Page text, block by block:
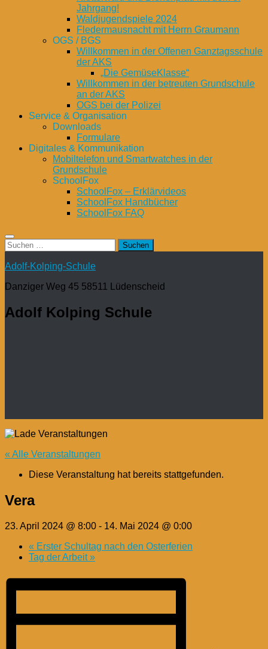
Jahrgang!
Waldjugendspiele 2024
Fledermausnacht mit Herrn Graumann
OGS / BGS
Willkommen in der Offenen Ganztagsschule
der AKS
„Die GemüseKlasse“
Willkommen in der betreuten Grundschule
an der AKS
OGS bei der Polizei
Service & Organisation
Downloads
Formulare
Digitales & Kommunikation
Mobiltelefon und Smartwatches in der
Grundschule
SchoolFox
SchoolFox – Erklärvideos
SchoolFox Handbücher
SchoolFox FAQ
Suchen
nach:
Adolf-Kolping-Schule
Danziger Weg 45 58511 Lüdenscheid
Adolf Kolping Schule
« Alle Veranstaltungen
Diese Veranstaltung hat bereits stattgefunden.
Vera
23. April 2024 @ 8:00 - 14. Mai 2024 @ 0:00
« Erster Schultag nach den Osterferien
Tag der Arbeit»